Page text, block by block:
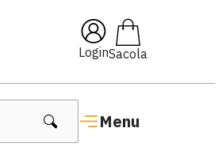
Login
Menu
🔥 Lançamentos Femininos